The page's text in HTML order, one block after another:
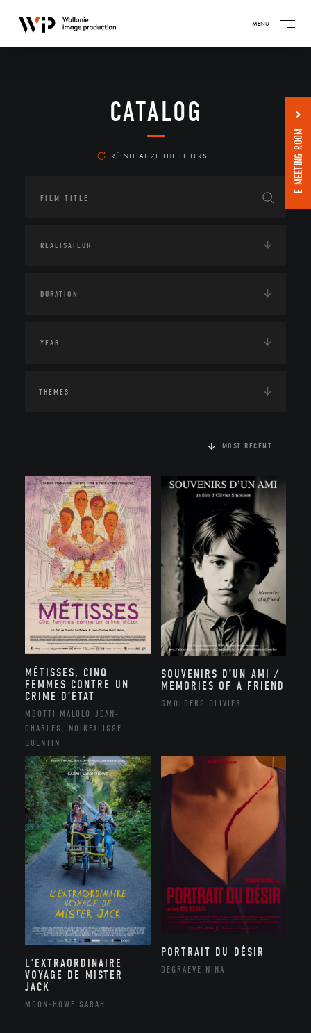
MENU
CATALOG
RÉINITIALIZE THE FILTERS
THEMES
MOST RECENT
MÉTISSES, CINQ
FEMMES CONTRE UN
CRIME D’ÉTAT
MBOTTI MALOLO JEAN-
CHARLES, NOIRFALISSE
QUENTIN
SOUVENIRS D’UN AMI /
MEMORIES OF A FRIEND
SMOLDERS OLIVIER
L’EXTRAORDINAIRE
VOYAGE DE MISTER
JACK
MOON-HOWE SARAH
PORTRAIT DU DÉSIR
DEGRAEVE NINA
E-MEETING ROOM